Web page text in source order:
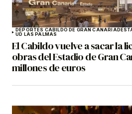
DEPORTES CABILDO DE GRAN CANARIA
UD LAS PALMAS
El Cabildo vuelve a sacar la
obras del Estadio de Gran
millones de euros